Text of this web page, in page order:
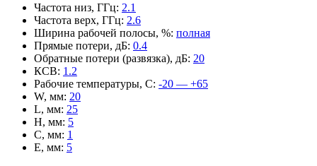
Частота низ, ГГц: 2.1
Частота верх, ГГц: 2.6
Ширина рабочей полосы, %: полная
Прямые потери, дБ: 0.4
Обратные потери (развязка), дБ: 20
КСВ: 1.2
Рабочие температуры, С: -20 — +65
W, мм: 20
L, мм: 25
H, мм: 5
C, мм: 1
E, мм: 5